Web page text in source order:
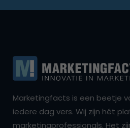
Marketingfacts is een beetje
iedere dag vers. Wij zijn hét
marketingprofessionals. Het